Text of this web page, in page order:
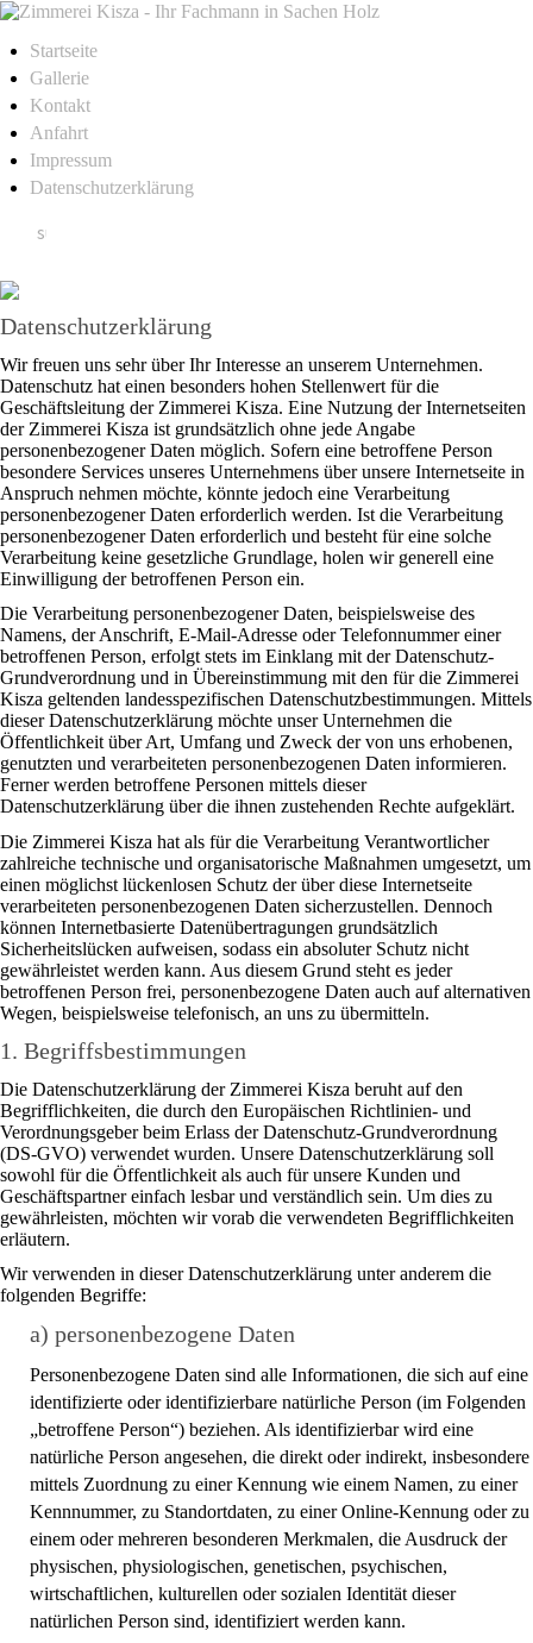
Startseite
Gallerie
Kontakt
Anfahrt
Impressum
Datenschutzerklärung
Datenschutzerklärung
Wir freuen uns sehr über Ihr Interesse an unserem Unternehmen.
Datenschutz hat einen besonders hohen Stellenwert für die
Geschäftsleitung der Zimmerei Kisza. Eine Nutzung der Internetseiten
der Zimmerei Kisza ist grundsätzlich ohne jede Angabe
personenbezogener Daten möglich. Sofern eine betroffene Person
besondere Services unseres Unternehmens über unsere Internetseite in
Anspruch nehmen möchte, könnte jedoch eine Verarbeitung
personenbezogener Daten erforderlich werden. Ist die Verarbeitung
personenbezogener Daten erforderlich und besteht für eine solche
Verarbeitung keine gesetzliche Grundlage, holen wir generell eine
Einwilligung der betroffenen Person ein.
Die Verarbeitung personenbezogener Daten, beispielsweise des
Namens, der Anschrift, E-Mail-Adresse oder Telefonnummer einer
betroffenen Person, erfolgt stets im Einklang mit der Datenschutz-
Grundverordnung und in Übereinstimmung mit den für die Zimmerei
Kisza geltenden landesspezifischen Datenschutzbestimmungen. Mittels
dieser Datenschutzerklärung möchte unser Unternehmen die
Öffentlichkeit über Art, Umfang und Zweck der von uns erhobenen,
genutzten und verarbeiteten personenbezogenen Daten informieren.
Ferner werden betroffene Personen mittels dieser
Datenschutzerklärung über die ihnen zustehenden Rechte aufgeklärt.
Die Zimmerei Kisza hat als für die Verarbeitung Verantwortlicher
zahlreiche technische und organisatorische Maßnahmen umgesetzt, um
einen möglichst lückenlosen Schutz der über diese Internetseite
verarbeiteten personenbezogenen Daten sicherzustellen. Dennoch
können Internetbasierte Datenübertragungen grundsätzlich
Sicherheitslücken aufweisen, sodass ein absoluter Schutz nicht
gewährleistet werden kann. Aus diesem Grund steht es jeder
betroffenen Person frei, personenbezogene Daten auch auf alternativen
Wegen, beispielsweise telefonisch, an uns zu übermitteln.
1. Begriffsbestimmungen
Die Datenschutzerklärung der Zimmerei Kisza beruht auf den
Begrifflichkeiten, die durch den Europäischen Richtlinien- und
Verordnungsgeber beim Erlass der Datenschutz-Grundverordnung
(DS-GVO) verwendet wurden. Unsere Datenschutzerklärung soll
sowohl für die Öffentlichkeit als auch für unsere Kunden und
Geschäftspartner einfach lesbar und verständlich sein. Um dies zu
gewährleisten, möchten wir vorab die verwendeten Begrifflichkeiten
erläutern.
Wir verwenden in dieser Datenschutzerklärung unter anderem die
folgenden Begriffe:
a) personenbezogene Daten
Personenbezogene Daten sind alle Informationen, die sich auf eine
identifizierte oder identifizierbare natürliche Person (im Folgenden
„betroffene Person“) beziehen. Als identifizierbar wird eine
natürliche Person angesehen, die direkt oder indirekt, insbesondere
mittels Zuordnung zu einer Kennung wie einem Namen, zu einer
Kennnummer, zu Standortdaten, zu einer Online-Kennung oder zu
einem oder mehreren besonderen Merkmalen, die Ausdruck der
physischen, physiologischen, genetischen, psychischen,
wirtschaftlichen, kulturellen oder sozialen Identität dieser
natürlichen Person sind, identifiziert werden kann.